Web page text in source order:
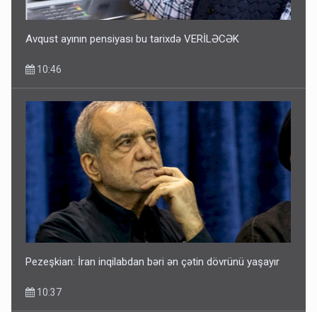
Avqust ayının pensiyası bu tarixdə VERİLƏCƏK
10:46
Pezeşkian: İran inqilabdan bəri ən çətin dövrünü yaşayır
10:37